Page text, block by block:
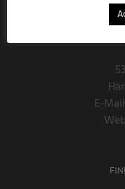
E-